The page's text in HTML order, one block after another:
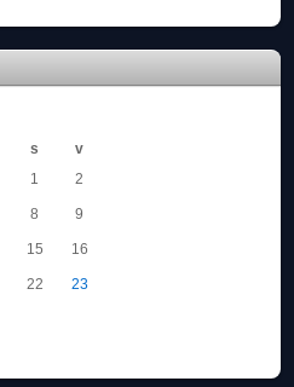
s
v
1
2
8 9
15 16
22 23